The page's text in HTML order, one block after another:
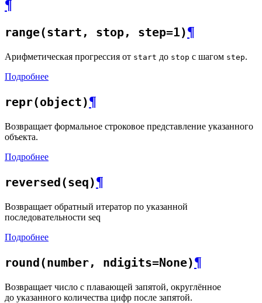
¶
range(start, stop, step=1)¶
Арифметическая прогрессия от start до stop с шагом step.
Подробнее
repr(object)¶
Возвращает формальное строковое представление указанного
объекта.
Подробнее
reversed(seq)¶
Возвращает обратный итератор по указанной
последовательности seq
Подробнее
round(number, ndigits=None)¶
Возвращает число с плавающей запятой, округлённое
до указанного количества цифр после запятой.